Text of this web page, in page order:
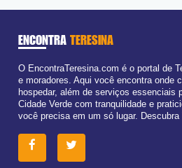
ENCONTRA TERESINA
O EncontraTeresina.com é o portal de
e moradores. Aqui você encontra onde
hospedar, além de serviços essenciais
Cidade Verde com tranquilidade e
você precisa em um só lugar.